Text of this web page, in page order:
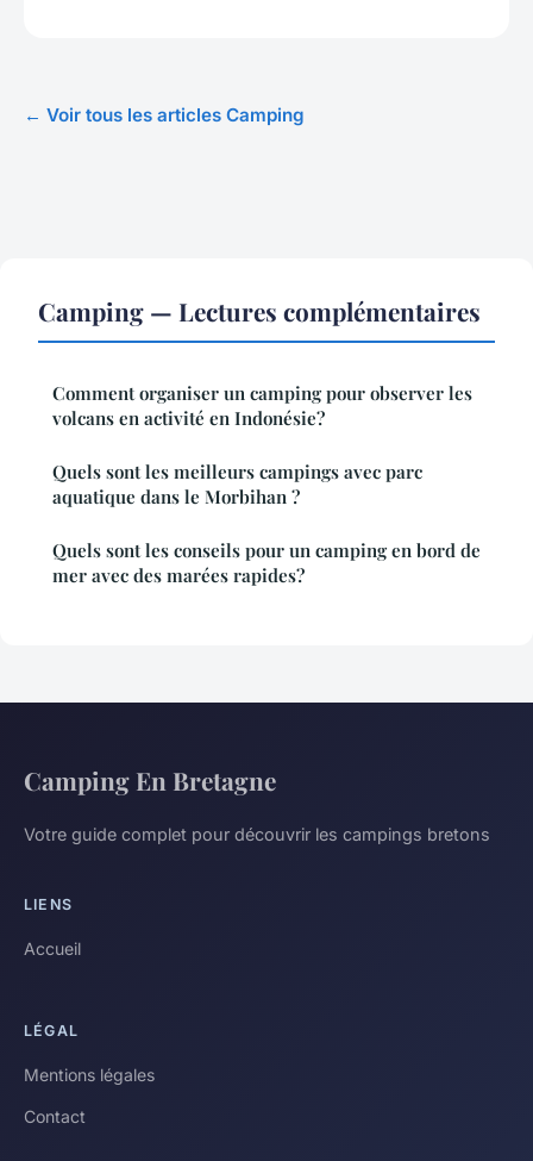
← Voir tous les articles Camping
Camping — Lectures complémentaires
Comment organiser un camping pour observer les
volcans en activité en Indonésie?
Quels sont les meilleurs campings avec parc
aquatique dans le Morbihan ?
Quels sont les conseils pour un camping en bord de
mer avec des marées rapides?
Camping En Bretagne
Votre guide complet pour découvrir les campings bretons
LIENS
Accueil
LÉGAL
Mentions légales
Contact